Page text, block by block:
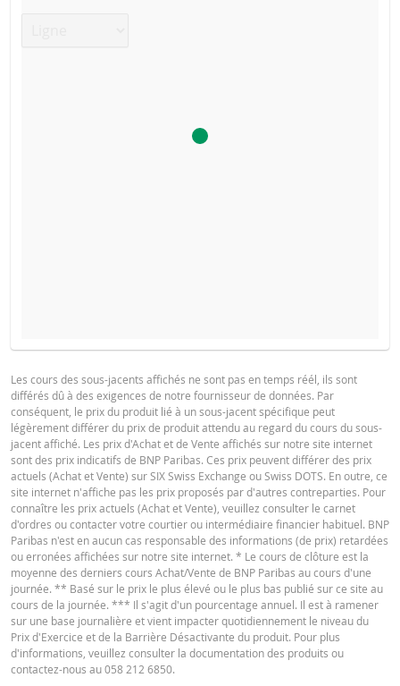
COURS DU SOUS-JACENT ATTENDU QUANTITÉ
PÉRIODE
1 Jour 1 Semaine 1 An
SITUATION
ACTUELLE
NOUVELLE
SITUATION
Prix de
référence
82,135 -
Niveau de
financement
43,6924 -
BROCHURE
Français
Deutsch PDF
English
PROSPECTUS DE BASE
Les cours des sous-jacents affichés ne sont pas en temps réél, ils sont
différés dû à des exigences de notre fournisseur de données. Par
conséquent, le prix du produit lié à un sous-jacent spécifique peut
légèrement différer du prix de produit attendu au regard du cours du sous-
jacent affiché. Les prix d'Achat et de Vente affichés sur notre site internet
sont des prix indicatifs de BNP Paribas. Ces prix peuvent différer des prix
actuels (Achat et Vente) sur SIX Swiss Exchange ou Swiss DOTS. En outre, ce
site internet n'affiche pas les prix proposés par d'autres contreparties. Pour
connaître les prix actuels (Achat et Vente), veuillez consulter le carnet
d'ordres ou contacter votre courtier ou intermédiaire financier habituel. BNP
Paribas n'est en aucun cas responsable des informations (de prix) retardées
ou erronées affichées sur notre site internet. * Le cours de clôture est la
moyenne des derniers cours Achat/Vente de BNP Paribas au cours d'une
journée. ** Basé sur le prix le plus élevé ou le plus bas publié sur ce site au
cours de la journée. *** Il s'agit d'un pourcentage annuel. Il est à ramener
sur une base journalière et vient impacter quotidiennement le niveau du
Prix d'Exercice et de la Barrière Désactivante du produit. Pour plus
d'informations, veuillez consulter la documentation des produits ou
contactez-nous au 058 212 6850.